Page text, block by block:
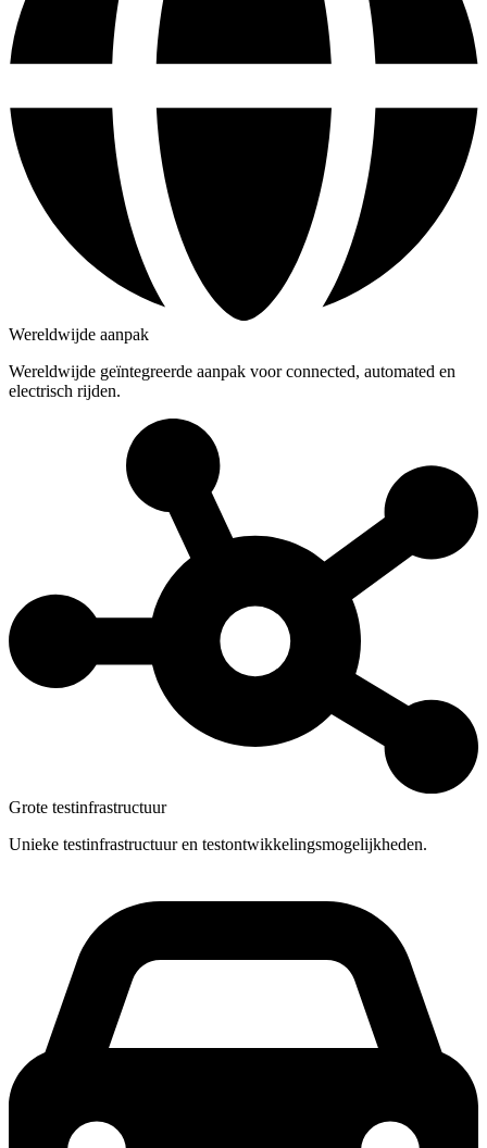
Wereldwijde aanpak
Wereldwijde geïntegreerde aanpak voor connected, automated en
electrisch rijden.
Grote testinfrastructuur
Unieke testinfrastructuur en testontwikkelingsmogelijkheden.